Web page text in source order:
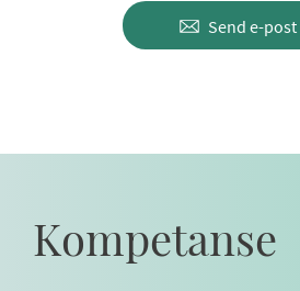
Send e-post
Kompetanse